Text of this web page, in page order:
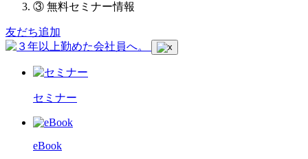
③ 無料セミナー情報
友だち追加
セミナー
eBook